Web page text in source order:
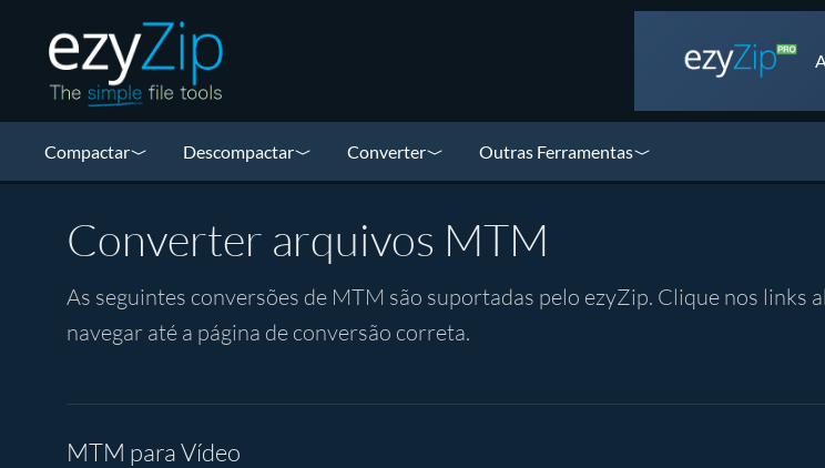
Compactar Descompactar Converter Outras Ferramentas
Converter arquivos MTM
As seguintes conversões de MTM são suportadas pelo ezyZip. Clique nos links
navegar até a página de conversão correta.
MTM para Vídeo